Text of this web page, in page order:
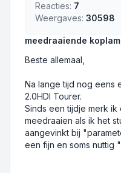
meedraaiende
Beste allemaal,
Na lange tijd nog eens
2.0HDI Tourer.
Sinds een tijdje merk ik
meedraaien als ik het
aangevinkt bij
een fijn en soms nuttig
Reacties: 7
Weergaves: 30598